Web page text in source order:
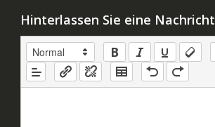
Hinterlassen Sie eine Nachricht